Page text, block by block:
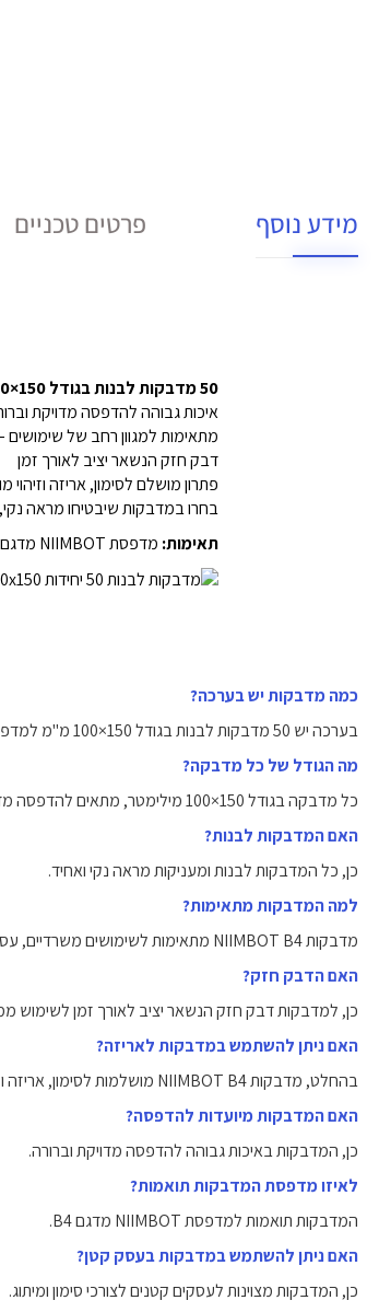
מידע נוסף פרטים טכניים
50 מדבקות לבנות בגודל 150×100 מ"מ ל‑B4
איכות גבוהה להדפסה מדויקת
מתאימות למגוון רחב של שימושים
דבק חזק הנשאר יציב לאורך זמן
פתרון מושלם לסימון, אריזה
בחרו במדבקות שיבטיחו מראה
תאימות: מדפסת NIIMBOT מדגם B4
כמה מדבקות יש בערכה?
בערכה יש 50 מדבקות לבנות בגודל 150×100 מ"מ למדפסת NIIMBOT B4.
מה הגודל של כל מדבקה?
כל מדבקה בגודל 150×100 מילימטר, מתאים להדפסה מדויקת ונקייה.
האם המדבקות לבנות?
כן, כל המדבקות לבנות ומעניקות מראה נקי ואחיד.
למה המדבקות מתאימות?
מדבקות NIIMBOT B4 מתאימות לשימושים משרדיים, עסקיים ואישיים.
האם הדבק חזק?
כן, למדבקות דבק חזק הנשאר יציב לאורך זמן לשימוש
האם ניתן להשתמש במדבקות לאריזה?
בהחלט, מדבקות NIIMBOT B4 מושלמות לסימון, אריזה וזיהוי מוצרים.
האם המדבקות מיועדות להדפסה?
כן, המדבקות באיכות גבוהה להדפסה מדויקת וברורה.
לאיזו מדפסת המדבקות תואמות?
המדבקות תואמות למדפסת NIIMBOT מדגם B4.
האם ניתן להשתמש במדבקות בעסק קטן?
כן, המדבקות מצוינות לעסקים קטנים לצורכי סימון ומיתוג.